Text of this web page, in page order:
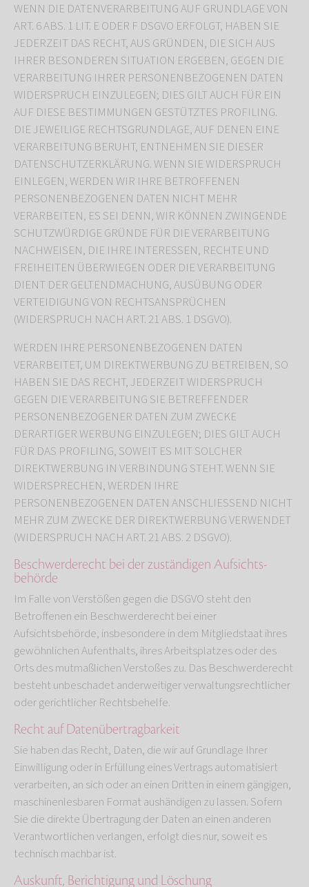
WENN DIE DATENVERARBEITUNG AUF GRUNDLAGE VON
ART. 6 ABS. 1 LIT. E ODER F DSGVO ERFOLGT, HABEN SIE
JEDERZEIT DAS RECHT, AUS GRÜNDEN, DIE SICH AUS
IHRER BESONDEREN SITUATION ERGEBEN, GEGEN DIE
VERARBEITUNG IHRER PERSONENBEZOGENEN DATEN
WIDERSPRUCH EINZULEGEN; DIES GILT AUCH FÜR EIN
AUF DIESE BESTIMMUNGEN GESTÜTZTES PROFILING.
DIE JEWEILIGE RECHTSGRUNDLAGE, AUF DENEN EINE
VERARBEITUNG BERUHT, ENTNEHMEN SIE DIESER
DATENSCHUTZERKLÄRUNG. WENN SIE WIDERSPRUCH
EINLEGEN, WERDEN WIR IHRE BETROFFENEN
PERSONENBEZOGENEN DATEN NICHT MEHR
VERARBEITEN, ES SEI DENN, WIR KÖNNEN ZWINGENDE
SCHUTZWÜRDIGE GRÜNDE FÜR DIE VERARBEITUNG
NACHWEISEN, DIE IHRE INTERESSEN, RECHTE UND
FREIHEITEN ÜBERWIEGEN ODER DIE VERARBEITUNG
DIENT DER GELTENDMACHUNG, AUSÜBUNG ODER
VERTEIDIGUNG VON RECHTSANSPRÜCHEN
(WIDERSPRUCH NACH ART. 21 ABS. 1 DSGVO).
WERDEN IHRE PERSONENBEZOGENEN DATEN
VERARBEITET, UM DIREKTWERBUNG ZU BETREIBEN, SO
HABEN SIE DAS RECHT, JEDERZEIT WIDERSPRUCH
GEGEN DIE VERARBEITUNG SIE BETREFFENDER
PERSONENBEZOGENER DATEN ZUM ZWECKE
DERARTIGER WERBUNG EINZULEGEN; DIES GILT AUCH
FÜR DAS PROFILING, SOWEIT ES MIT SOLCHER
DIREKTWERBUNG IN VERBINDUNG STEHT. WENN SIE
WIDERSPRECHEN, WERDEN IHRE
PERSONENBEZOGENEN DATEN ANSCHLIESSEND NICHT
MEHR ZUM ZWECKE DER DIREKTWERBUNG VERWENDET
(WIDERSPRUCH NACH ART. 21 ABS. 2 DSGVO).
Beschwerde­recht bei der zuständigen Aufsichts­
behörde
Im Falle von Verstößen gegen die DSGVO steht den
Betroffenen ein Beschwerderecht bei einer
Aufsichtsbehörde, insbesondere in dem Mitgliedstaat ihres
gewöhnlichen Aufenthalts, ihres Arbeitsplatzes oder des
Orts des mutmaßlichen Verstoßes zu. Das Beschwerderecht
besteht unbeschadet anderweitiger verwaltungsrechtlicher
oder gerichtlicher Rechtsbehelfe.
Recht auf Daten­übertrag­barkeit
Sie haben das Recht, Daten, die wir auf Grundlage Ihrer
Einwilligung oder in Erfüllung eines Vertrags automatisiert
verarbeiten, an sich oder an einen Dritten in einem gängigen,
maschinenlesbaren Format aushändigen zu lassen. Sofern
Sie die direkte Übertragung der Daten an einen anderen
Verantwortlichen verlangen, erfolgt dies nur, soweit es
technisch machbar ist.
Auskunft, Berichtigung und Löschung